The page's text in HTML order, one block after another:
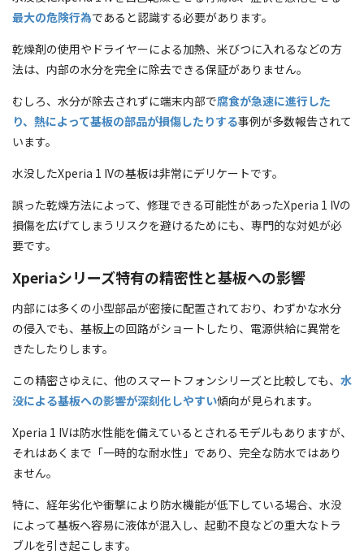
最大の危険行為であると認識する必要があります。
乾燥剤の使用やドライヤーによる加熱、米びつに入れるなどの方
法は、内部の水分を完全に除去できる保証がありません。
むしろ、水分が除去されずに端末内部で腐食が急速に進行した
り、熱によって基板の部品が損傷したりする事例が多数報告されて
います。
水没したXperia 1 IVの基板は非常にデリケートです。
誤った乾燥方法によって、修理できる可能性があったXperia 1 IVの
損傷を広げてしまうリスクを避けるためにも、専門的な対処が必
要です。
Xperiaシリーズ特有の精密性と基板への影響
内部には多くの小型部品が密接に配置されており、わずかな水分
の侵入でも、基板上の回路がショートしたり、電源供給に異常を
きたしたりします。
この精密さゆえに、他のスマートフォンシリーズと比較しても、 水
没による基板への影響が深刻化しやすい傾向が見られます。
Xperia 1 IVは防水性能を備えているとされるモデルもありますが、
それはあくまで「一時的な耐水性」であり、完全な防水ではあり
ません。
特に、経年劣化や衝撃により防水機能が低下している場合、水没
によって基板へ容易に液体が混入し、起動不良などの重大なトラ
ブルを引き起こします。